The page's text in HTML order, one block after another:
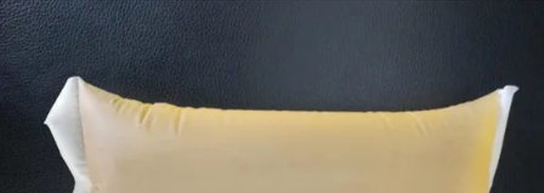
UN DEVIS
PLAN